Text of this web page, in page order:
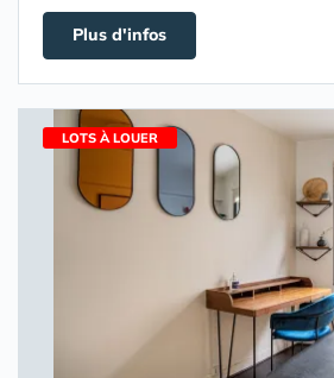
Plus d'infos
LOTS À LOUER